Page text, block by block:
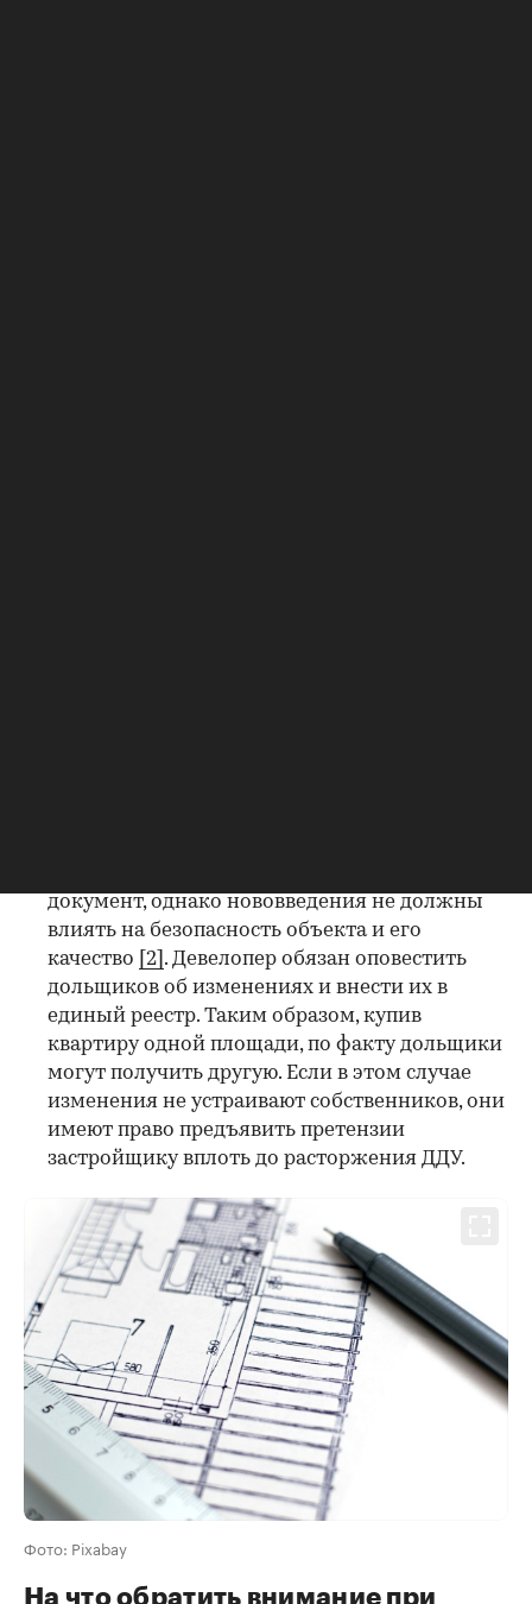
документ, однако нововведения не должны
влиять на безопасность объекта и его
качество
[2] . Девелопер обязан оповестить
дольщиков об изменениях и внести их в
единый реестр. Таким образом, купив
квартиру одной площади, по факту дольщики
могут получить другую. Если в этом случае
изменения не устраивают собственников, они
имеют право предъявить претензии
застройщику вплоть до расторжения ДДУ.
Фото: Pixabay
На что обратить внимание при